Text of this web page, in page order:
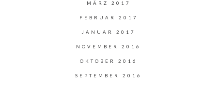
MÄRZ 2017
FEBRUAR 2017
JANUAR 2017
NOVEMBER 2016
OKTOBER 2016
SEPTEMBER 2016